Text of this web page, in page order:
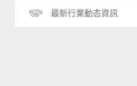
最新行業動态資訊